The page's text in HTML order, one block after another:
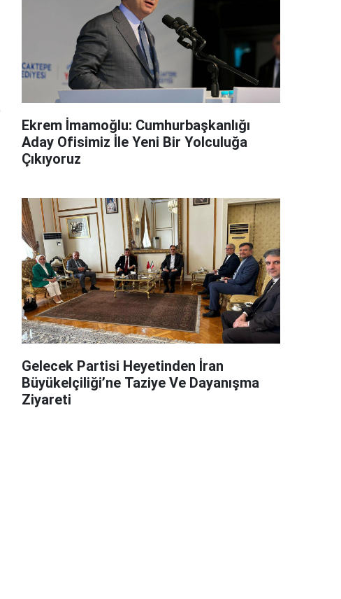
Ekrem İmamoğlu: Cumhurbaşkanlığı
Aday Ofisimiz İle Yeni Bir Yolculuğa
Çıkıyoruz
Gelecek Partisi Heyetinden İran
Büyükelçiliği’ne Taziye Ve Dayanışma
Ziyareti